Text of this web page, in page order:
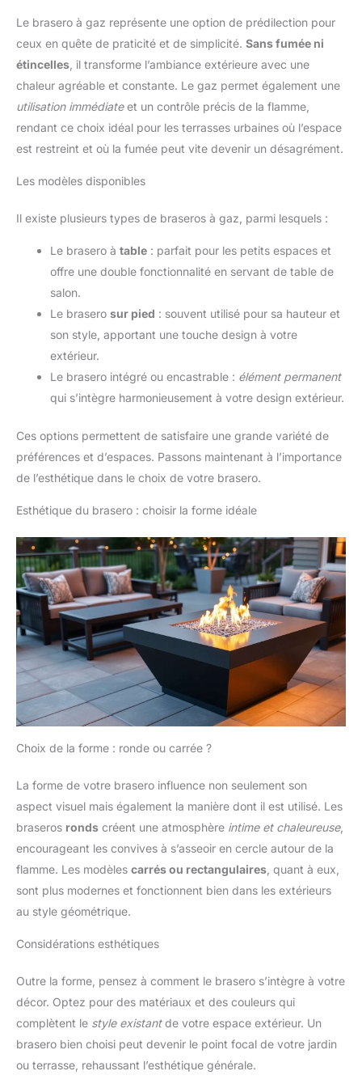
Le brasero à gaz représente une option de prédilection pour
ceux en quête de praticité et de simplicité. Sans fumée ni
étincelles , il transforme l’ambiance extérieure avec une
chaleur agréable et constante. Le gaz permet également une
utilisation immédiateet un contrôle précis de la flamme,
rendant ce choix idéal pour les terrasses urbaines où l’espace
est restreint et où la fumée peut vite devenir un désagrément.
Les modèles disponibles
Il existe plusieurs types de braseros à gaz, parmi lesquels :
Le brasero à table : parfait pour les petits espaces et
offre une double fonctionnalité en servant de table de
salon.
Le brasero sur pied : souvent utilisé pour sa hauteur et
son style, apportant une touche design à votre
extérieur.
Le brasero intégré ou encastrable : élément permanent
qui s’intègre harmonieusement à votre design extérieur.
Ces options permettent de satisfaire une grande variété de
préférences et d’espaces. Passons maintenant à l’importance
de l’esthétique dans le choix de votre brasero.
Esthétique du brasero : choisir la forme idéale
Choix de la forme : ronde ou carrée ?
La forme de votre brasero influence non seulement son
aspect visuel mais également la manière dont il est utilisé. Les
braseros ronds créent une atmosphère intime et chaleureuse,
encourageant les convives à s’asseoir en cercle autour de la
flamme. Les modèles carrés ou rectangulaires , quant à eux,
sont plus modernes et fonctionnent bien dans les extérieurs
au style géométrique.
Considérations esthétiques
Outre la forme, pensez à comment le brasero s’intègre à votre
décor. Optez pour des matériaux et des couleurs qui
complètent le style existantde votre espace extérieur. Un
brasero bien choisi peut devenir le point focal de votre jardin
ou terrasse, rehaussant l’esthétique générale.